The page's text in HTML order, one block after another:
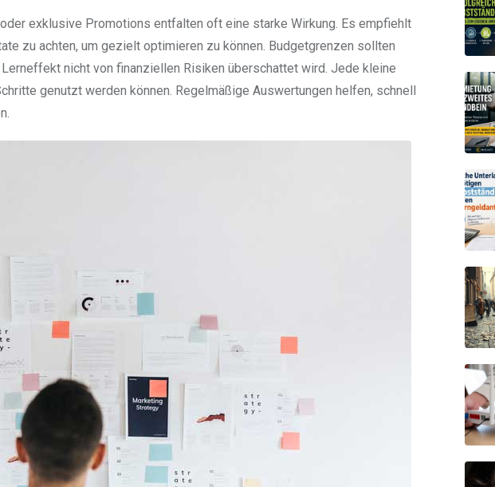
exklusive Promotions entfalten oft eine starke Wirkung. Es empfiehlt
zu achten, um gezielt optimieren zu können. Budgetgrenzen sollten
nicht von finanziellen Risiken überschattet wird. Jede kleine
genutzt werden können. Regelmäßige Auswertungen helfen, schnell